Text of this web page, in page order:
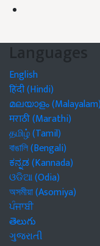
Languages
English
हिंदी (Hindi)
മലയാളം (Malayalam)
मराठी (Marathi)
தமிழ் (Tamil)
বাঙালি (Bengali)
ಕನ್ನಡ (Kannada)
ଓଡିଆ (Odia)
অসমীয়া (Asomiya)
ਪੰਜਾਬੀ
తెలుగు
ગુજરાતી